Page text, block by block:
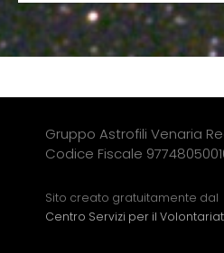
Gruppo Astrofili Venaria
Codice Fiscale
Sito creato gratuitamente dal
Centro Servizi per il